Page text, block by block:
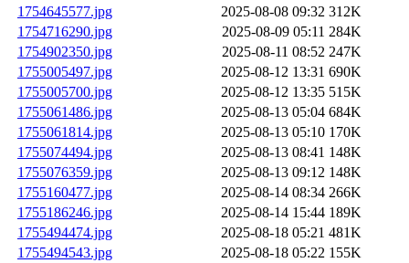
1754645577.jpg
2025-08-08 09:32 312K
1754716290.jpg
2025-08-09 05:11 284K
1754902350.jpg
2025-08-11 08:52 247K
1755005497.jpg
2025-08-12 13:31 690K
1755005700.jpg
2025-08-12 13:35 515K
1755061486.jpg
2025-08-13 05:04 684K
1755061814.jpg
2025-08-13 05:10 170K
1755074494.jpg
2025-08-13 08:41 148K
1755076359.jpg
2025-08-13 09:12 148K
1755160477.jpg
2025-08-14 08:34 266K
1755186246.jpg
2025-08-14 15:44 189K
1755494474.jpg
2025-08-18 05:21 481K
1755494543.jpg
2025-08-18 05:22 155K